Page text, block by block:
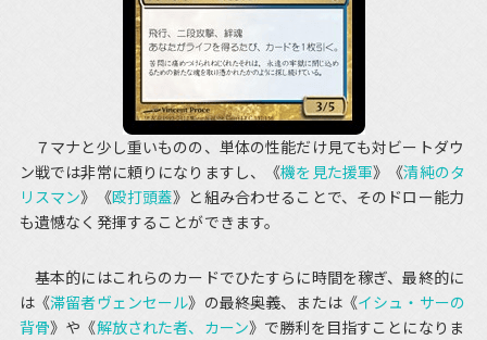
７マナと少し重いものの、単体の性能だけ見ても対ビートダウ
ン戦では非常に頼りになりますし、《機を見た援軍》《清純のタ
リスマン》《殴打頭蓋》と組み合わせることで、そのドロー能力
も遺憾なく発揮することができます。
基本的にはこれらのカードでひたすらに時間を稼ぎ、最終的に
は《滞留者ヴェンセール》の最終奥義、または《イシュ・サーの
背骨》や《解放された者、カーン》で勝利を目指すことになりま